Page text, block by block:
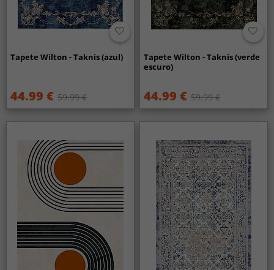
Tapete Wilton - Taknis (azul)
44.99 € 59.99 €
Tapete Wilton - Taknis (verde
escuro)
44.99 € 59.99 €